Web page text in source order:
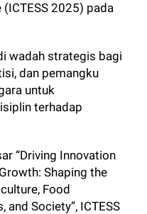
2025) pada
wadah strategis bagi
dan pemangku
untuk
terhadap
“Driving Innovation
Shaping the
Food
and Society”, ICTESS